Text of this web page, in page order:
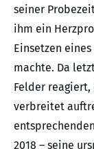
seiner
ihm ein
Einsetzen
machte. Da
Felder
verbreitet
2018 – seine